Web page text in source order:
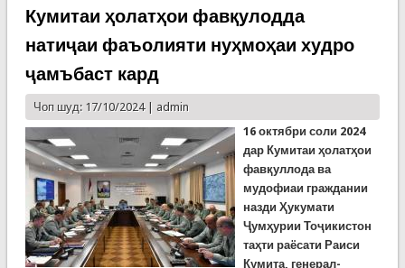
Кумитаи ҳолатҳои фавқулодда
натиҷаи фаъолияти нуҳмоҳаи худро
ҷамъбаст кард
Чоп шуд: 17/10/2024 | admin
16 октябри соли 2024
дар Кумитаи ҳолатҳои
фавқуллода ва
мудофиаи граждании
назди Ҳукумати
Ҷумҳурии Тоҷикистон
таҳти раёсати Раиси
Кумита, генерал-